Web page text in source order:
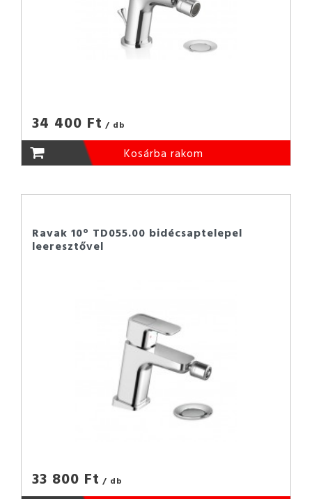
34 400 Ft / db
Kosárba rakom
Ravak 10° TD055.00 bidécsaptelepel
leeresztővel
33 800 Ft / db